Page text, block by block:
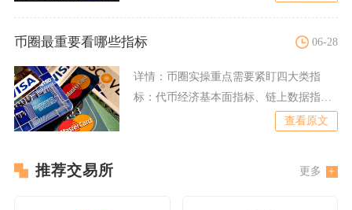
币圈最重要看哪些指标 06-28
详情： 币圈实操重点需要紧盯四大类指
标：代币经济基本面指标、链上数据指
标、盘面技术指标、市场情绪与查看原文
推荐交易所 更多